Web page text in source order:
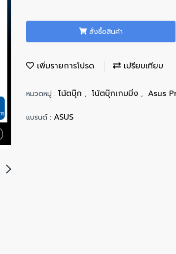
สั่งซื้อสินค้า
เพิ่มรายการโปรด เปรียบเทียบ
หมวดหมู่ : โน้ตบุ๊ก , โน้ตบุ๊กเกมมิ่ง , Asus
แบรนด์ : ASUS